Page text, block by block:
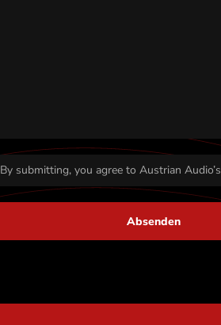
By submitting, you agree to Austrian Audio’s
Absenden